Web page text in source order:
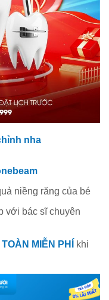
nha
niềng răng của bé
với bác sĩ chuyên
MIỄN PHÍ
khi